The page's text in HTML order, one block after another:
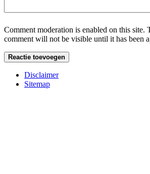
Comment moderation is enabled on this site.
comment will not be visible until it has been
Disclaimer
Sitemap